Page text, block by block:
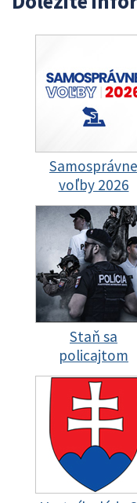
Samosprávne
voľby 2026
Staň sa
policajtom